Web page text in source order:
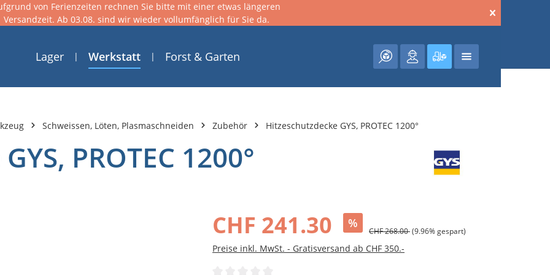
von Ferienzeiten rechnen Sie bitte mit einer etwas längeren
Versandzeit. Ab 03.08. sind wir wieder vollumfänglich für Sie da.
Lager Werkstatt Forst & Garten Warenkorb enthält 0
Schweissen, Löten, Plasmaschneiden Zubehör Hitzeschutzdecke GYS, PROTEC 1200°
PROTEC 1200°
CHF 241.30 %
CHF 268.00(9.96% gespart)
Preise inkl. MwSt. - Gratisversand ab CHF 350.-